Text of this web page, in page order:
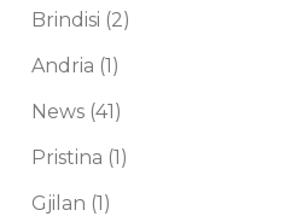
Brindisi (2)
Andria (1)
News (41)
Pristina (1)
Gjilan (1)